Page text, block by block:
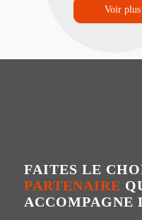
Voir plus
FAITES LE
PARTENAIRE
ACCOMPAGNE